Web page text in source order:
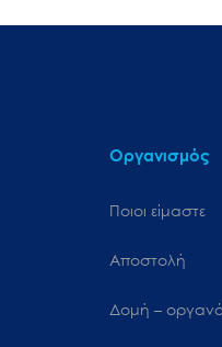
Οργανισμός
Ποιοι είμαστε
Αποστολή
Δομή –